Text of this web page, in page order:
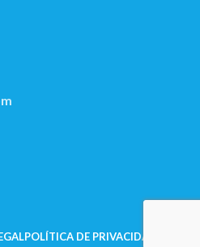
POLÍ­TICA DE PRIVACIDAD